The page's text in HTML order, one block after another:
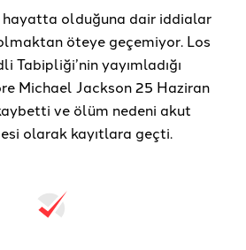
hayatta olduğuna dair iddialar
öteye geçemiyor. Los
Tabipliği’nin yayımladığı
Michael Jackson 25 Haziran
ve ölüm nedeni akut
olarak kayıtlara geçti.